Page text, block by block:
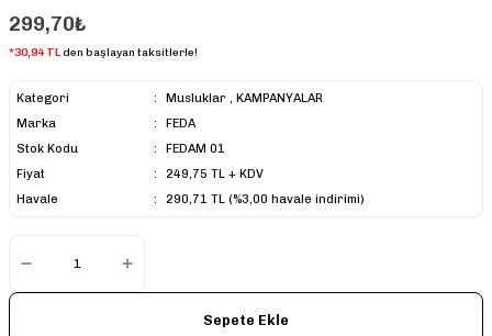
299,70₺
*30,94 TLden başlayan taksitlerle!
Kategori Musluklar ,KAMPANYALAR
Marka
FEDA
Stok Kodu
FEDAM 01
Fiyat
249,75 TL + KDV
Havale
290,71 TL (%3,00 havale indirimi)
Sepete Ekle